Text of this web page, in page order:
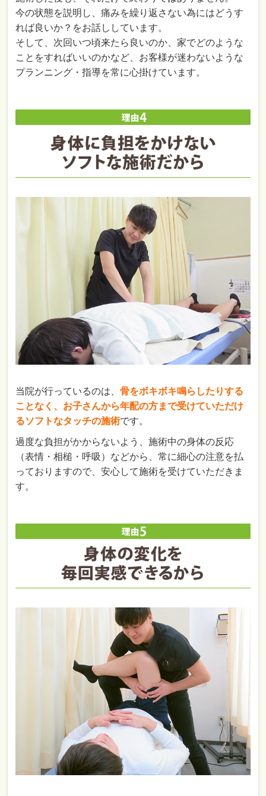
今の状態を説明し、痛みを繰り返さない為にはどうす
れば良いか？をお話ししています。
そして、次回いつ頃来たら良いのか、家でどのような
ことをすればいいのかなど、お客様が迷わないような
プランニング・指導を常に心掛けています。
当院が行っているのは、骨をボキボキ鳴らしたりする
ことなく、お子さんから年配の方まで受けていただけ
るソフトなタッチの施術です。
過度な負担がかからないよう、施術中の身体の反応
（表情・相槌・呼吸）などから、常に細心の注意を払
っておりますので、安心して施術を受けていただきま
す。